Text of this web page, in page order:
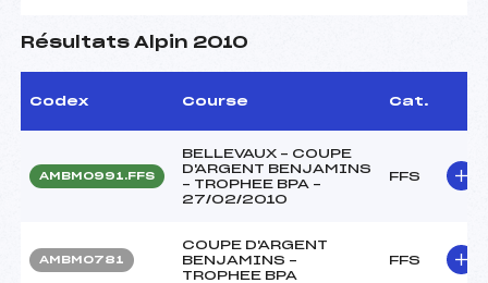
Résultats Alpin 2010
Codex Course Cat.
AMBM0991.FFS
BELLEVAUX – COUPE
D'ARGENT BENJAMINS
– TROPHEE BPA –
27/02/2010
FFS
AMBM0781
COUPE D'ARGENT
BENJAMINS –
TROPHEE BPA
FFS